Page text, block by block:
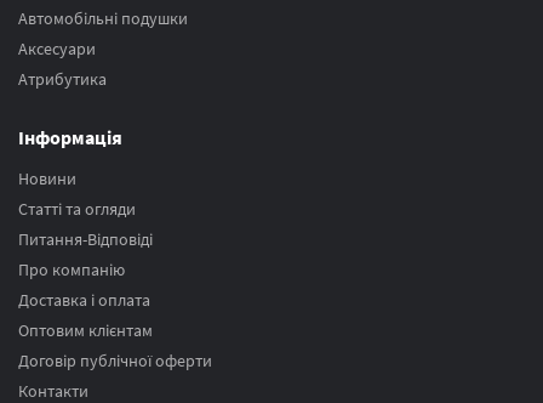
Автомобільні подушки
Аксесуари
Атрибутика
Інформація
Новини
Статті та огляди
Питання-Відповіді
Про компанію
Доставка і оплата
Оптовим клієнтам
Договір публічної оферти
Контакти